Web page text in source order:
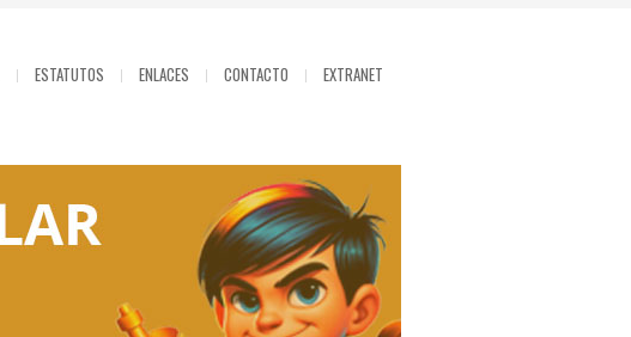
ESTATUTOS ENLACES CONTACTO EXTRANET